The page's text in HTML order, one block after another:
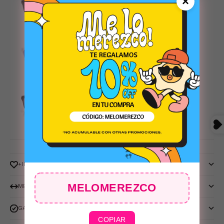
ROJO
+INFO
MEDIDAS
GARANTIA OAKLEY
MELOMEREZCO
COPIAR